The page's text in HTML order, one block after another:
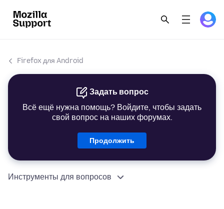
Firefox для Android
Задать вопрос
Всё ещё нужна помощь? Войдите, чтобы задать
свой вопрос на наших форумах.
Продолжить
Инструменты для вопросов